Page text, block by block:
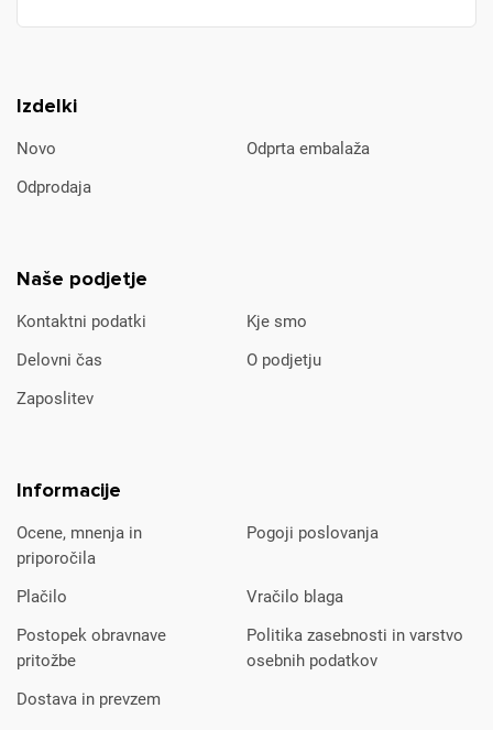
Izdelki
Novo
Odprta embalaža
Odprodaja
Naše podjetje
Kontaktni podatki
Kje smo
Delovni čas
O podjetju
Zaposlitev
Informacije
Ocene, mnenja in
priporočila
Pogoji poslovanja
Plačilo
Vračilo blaga
Postopek obravnave
pritožbe
Politika zasebnosti in varstvo
osebnih podatkov
Dostava in prevzem